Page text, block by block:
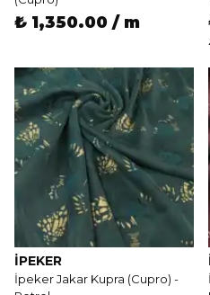
₺ 1,350.00 / m
İPEKER
İpeker Jakar Kupra (Cupro) -